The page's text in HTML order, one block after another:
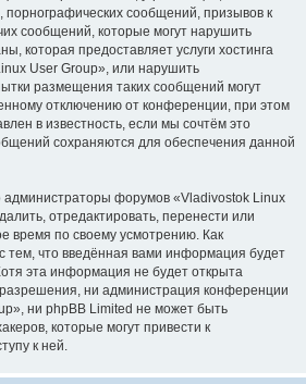
порнографических сообщений, призывов к
сообщений, которые могут нарушить
которая предоставляет услуги хостинга
User Group», или нарушить
размещения таких сообщений могут
отключению от конференции, при этом
в известность, если мы сочтём это
сохраняются для обеспечения данной
администраторы форумов «Vladivostok Linux
отредактировать, перенести или
время по своему усмотрению. Как
тем, что введённая вами информация будет
эта информация не будет открыта
ни администрация конференции
ни phpBB Limited не может быть
которые могут привести к
к ней.